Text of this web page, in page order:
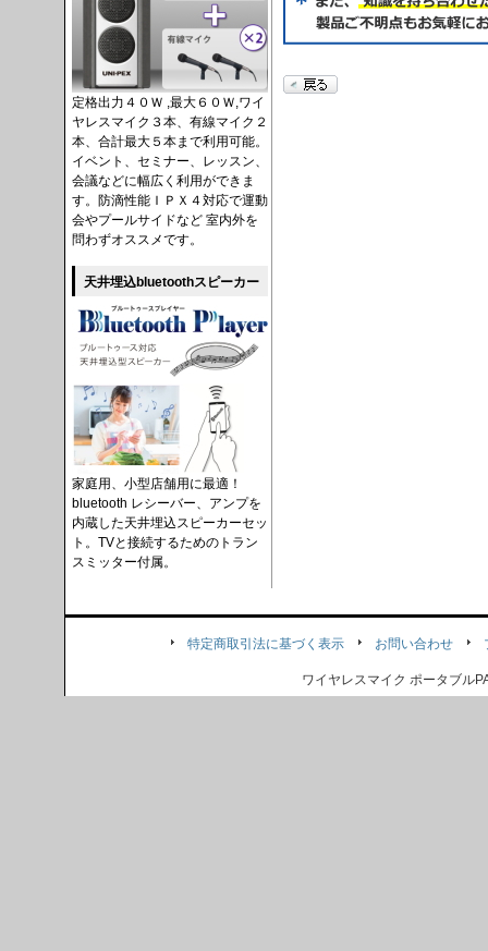
定格出力４０Ｗ ,最大６０Ｗ,ワイ
ヤレスマイク３本、有線マイク２
本、合計最大５本まで利用可能。
イベント、セミナー、レッスン、
会議などに幅広く利用ができま
す。防滴性能ＩＰＸ４対応で運動
会やプールサイドなど 室内外を
問わずオススメです。
天井埋込bluetoothスピーカー
家庭用、小型店舗用に最適！
bluetooth レシーバー、アンプを
内蔵した天井埋込スピーカーセッ
ト。TVと接続するためのトラン
スミッター付属。
特定商取引法に基づく表示 お問い合わせ
ワイヤレスマイク ポータブル